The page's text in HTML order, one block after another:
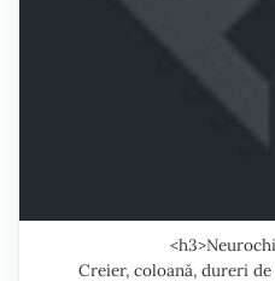
Creier, coloană, dureri